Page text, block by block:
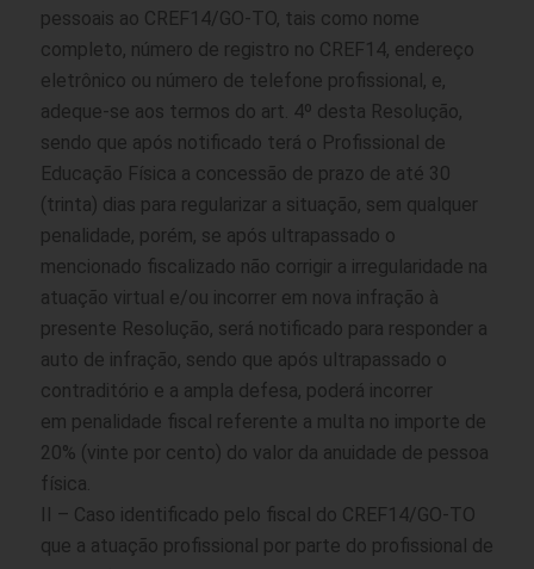
pessoais ao CREF14/GO-TO, tais como nome
completo, número de registro no CREF14, endereço
eletrônico ou número de telefone profissional, e,
adeque-se aos termos do art. 4º desta Resolução,
sendo que após notificado terá o Profissional de
Educação Física a concessão de prazo de até 30
(trinta) dias para regularizar a situação, sem qualquer
penalidade, porém, se após ultrapassado o
mencionado fiscalizado não corrigir a irregularidade na
atuação virtual e/ou incorrer em nova infração à
presente Resolução, será notificado para responder a
auto de infração, sendo que após ultrapassado o
contraditório e a ampla defesa, poderá incorrer
em penalidade fiscal referente a multa no importe de
20% (vinte por cento) do valor da anuidade de pessoa
física.
II – Caso identificado pelo fiscal do CREF14/GO-TO
que a atuação profissional por parte do profissional de